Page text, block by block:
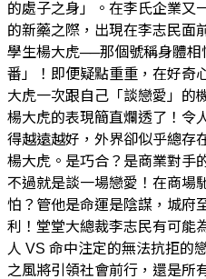
的處子之身」。在李氏企業又
的新藥之際，出現在李志民面
學生楊大虎──那個號稱身體相
番」！即便疑點重重，在好奇
大虎一次跟自己「談戀愛」的
楊大虎的表現簡直爛透了！令
得越遠越好，外界卻似乎總存
楊大虎。是巧合？是商業對手
不過就是談一場戀愛！在商場
怕？管他是命運是陰謀，城府
利！堂堂大總裁李志民有可能
人 VS 命中注定的無法抗拒的
之風將引領社會前行，還是所